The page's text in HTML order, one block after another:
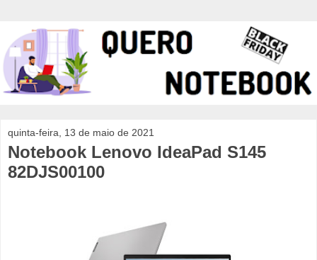
quinta-feira, 13 de maio de 2021
Notebook Lenovo IdeaPad S145
82DJS00100